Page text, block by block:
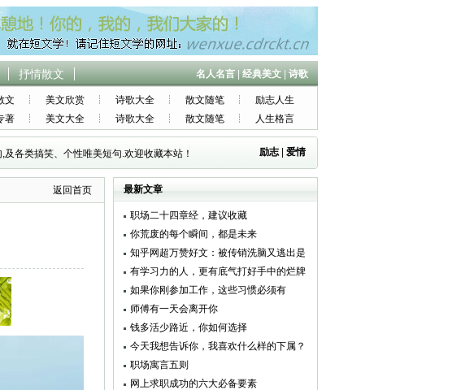
抒情散文 名人名言| 经典美文 诗歌
文 美文欣赏 诗歌大全 散文随笔
励志人生
著 美文大全 诗歌大全 散文随笔 人生格言
各类搞笑、个性唯美短句.欢迎收藏本站！ 励志| 爱情
返回首页 最新文章
职场二十四章经，建议收藏
你荒废的每个瞬间，都是未来
知乎网超万赞好文：被传销洗脑又逃出是
一种怎样的体验？
有学习力的人，更有底气打好手中的烂牌
如果你刚参加工作，这些习惯必须有
师傅有一天会离开你
钱多活少路近，你如何选择
今天我想告诉你，我喜欢什么样的下属？
职场寓言五则
网上求职成功的六大必备要素